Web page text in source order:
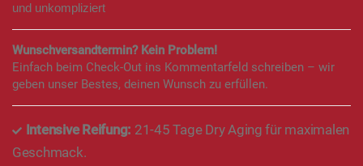
und unkompliziert
Wunschversandtermin? Kein Problem!
Einfach beim Check-Out ins Kommentarfeld schreiben – wir
geben unser Bestes, deinen Wunsch zu erfüllen.
Intensive Reifung: 21-45 Tage Dry Aging für maximalen
Geschmack.